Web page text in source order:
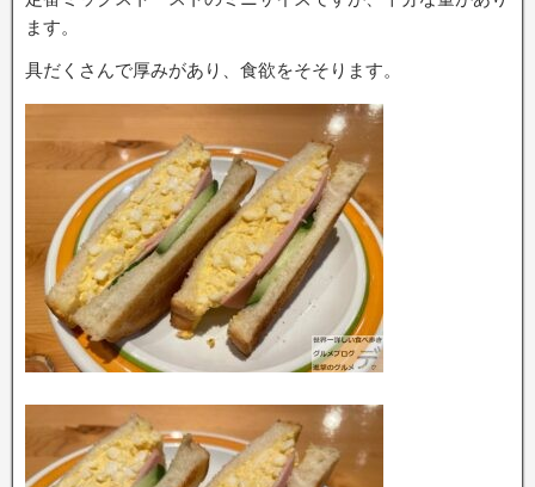
ます。
具だくさんで厚みがあり、食欲をそそります。